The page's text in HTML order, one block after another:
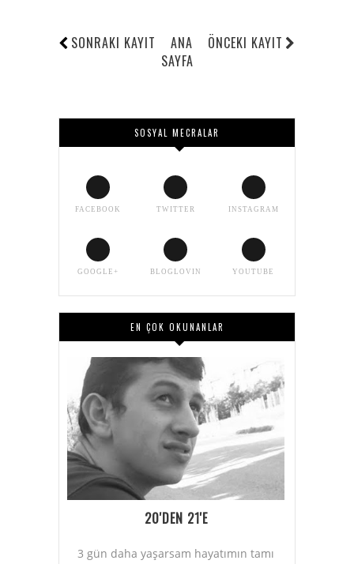
SONRAKI KAYIT ÖNCEKI KAYIT
ANA
SAYFA
SOSYAL MECRALAR
FACEBOOK TWITTER INSTAGRAM
GOOGLE+ BLOGLOVIN YOUTUBE
EN ÇOK OKUNANLAR
20'DEN 21'E
3 gün daha yaşarsam hayatımın tamı